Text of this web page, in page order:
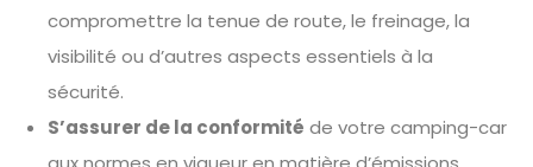
compromettre la tenue de route, le freinage, la
visibilité ou d’autres aspects essentiels à la
sécurité.
S’assurer de la conformité de votre camping-car